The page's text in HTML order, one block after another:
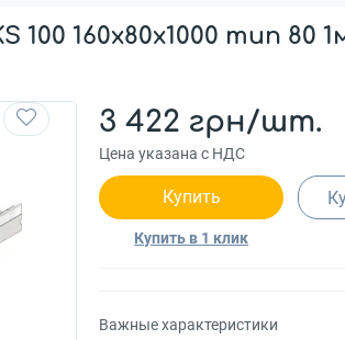
160х80х1000 тип 80
3 422 грн/шт.
Цена указана с НДС
Купить
Купить в 1 клик
Важные характеристики